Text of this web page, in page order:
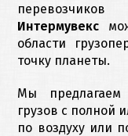
Интермувекс
области
точку планеты.
Мы предлагаем
грузов с полной
по воздуху или